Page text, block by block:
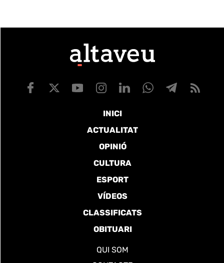
INICI
ACTUALITAT
OPINIÓ
CULTURA
ESPORT
VÍDEOS
CLASSIFICATS
OBITUARI
QUI SOM